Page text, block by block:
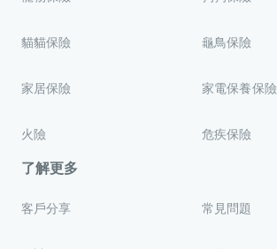
貓貓保險 龜鳥保險
家居保險 家電保養保險
火險 危疾保險
了解更多
客戶分享 常見問題